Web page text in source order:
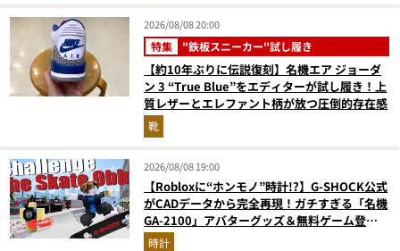
2026/08/08 20:00
特集 "鉄板スニーカー"試し履き
【約10年ぶりに伝説復刻】名機エア ジョーダ
ン 3 “True Blue”をエディターが試し履き！上
質レザーとエレファント柄が放つ圧倒的存在感
靴
2026/08/08 19:00
【Robloxに“ホンモノ”時計!?】G-SHOCK公式
がCADデータから完全再現！ガチすぎる「名機
GA-2100」アバターグッズ＆無料ゲーム登場
が見逃せない
時計